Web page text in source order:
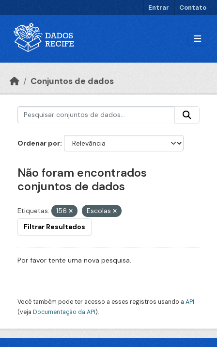
Entrar Contato
Conjuntos de dados
Ordenar por
Não foram encontrados
conjuntos de dados
Etiquetas: 156
Escolas
Filtrar Resultados
Por favor tente uma nova pesquisa.
Você também pode ter acesso a esses registros usando a API
(veja Documentação da API).